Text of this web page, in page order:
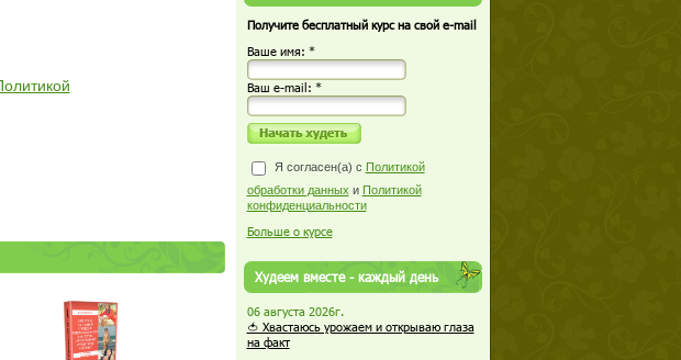
Получите бесплатный курс на свой e-mail
Ваше имя: *
Ваш е-mail: *
Я согласен(а) с Политикой
обработки данных и Политикой
конфиденциальности
Больше о курсе
Худеем вместе - каждый день
06 августа 2026г.
🍅 Хвастаюсь урожаем и открываю глаза
на факт